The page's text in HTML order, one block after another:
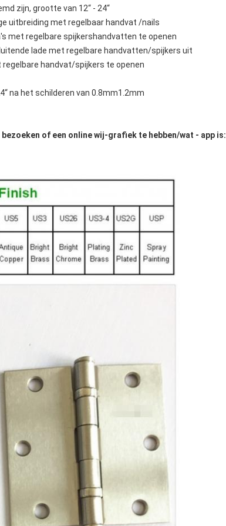
zijn, grootte van 12“ - 24“
uitbreiding met regelbaar handvat /nails
met regelbare spijkershandvatten te openen
lade met regelbare handvatten/spijkers uit
handvat/spijkers te openen
na het schilderen van 0.8mm1.2mm
of een online wij-grafiek te hebben/wat - app is: